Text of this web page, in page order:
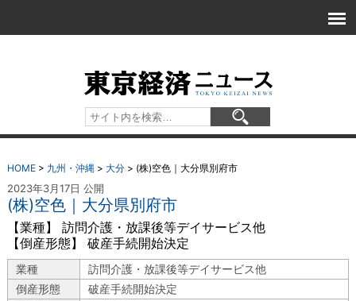
HOME> 九州・沖縄> 大分> (株)空色｜大分県別府市
2023年3月17日 公開
(株)空色｜大分県別府市
【業種】 訪問介護・放課後等デイサービス他
【倒産形態】 破産手続開始決定
業種
訪問介護・放課後等デイサービス他
倒産形態
破産手続開始決定